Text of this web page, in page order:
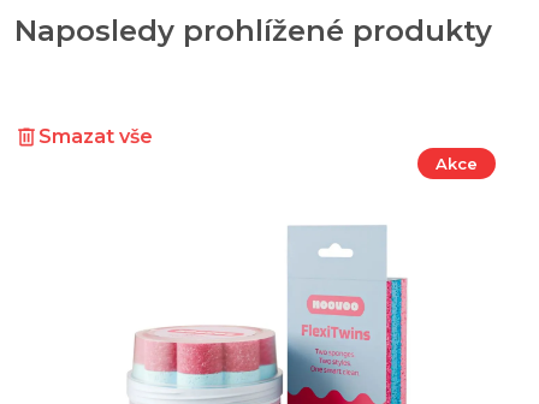
Naposledy prohlížené produkty
Smazat vše
Akce